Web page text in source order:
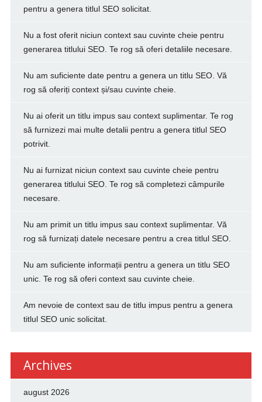
pentru a genera titlul SEO solicitat.
Nu a fost oferit niciun context sau cuvinte cheie pentru
generarea titlului SEO. Te rog să oferi detaliile necesare.
Nu am suficiente date pentru a genera un titlu SEO. Vă
rog să oferiți context și/sau cuvinte cheie.
Nu ai oferit un titlu impus sau context suplimentar. Te rog
să furnizezi mai multe detalii pentru a genera titlul SEO
potrivit.
Nu ai furnizat niciun context sau cuvinte cheie pentru
generarea titlului SEO. Te rog să completezi câmpurile
necesare.
Nu am primit un titlu impus sau context suplimentar. Vă
rog să furnizați datele necesare pentru a crea titlul SEO.
Nu am suficiente informații pentru a genera un titlu SEO
unic. Te rog să oferi context sau cuvinte cheie.
Am nevoie de context sau de titlu impus pentru a genera
titlul SEO unic solicitat.
Archives
august 2026